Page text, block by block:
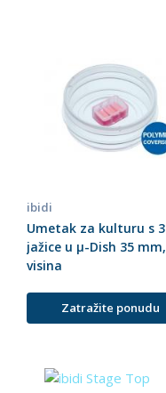
ibidi
Umetak za kulturu s 3
jažice u µ-Dish 35 mm,
visina
Zatražite ponudu